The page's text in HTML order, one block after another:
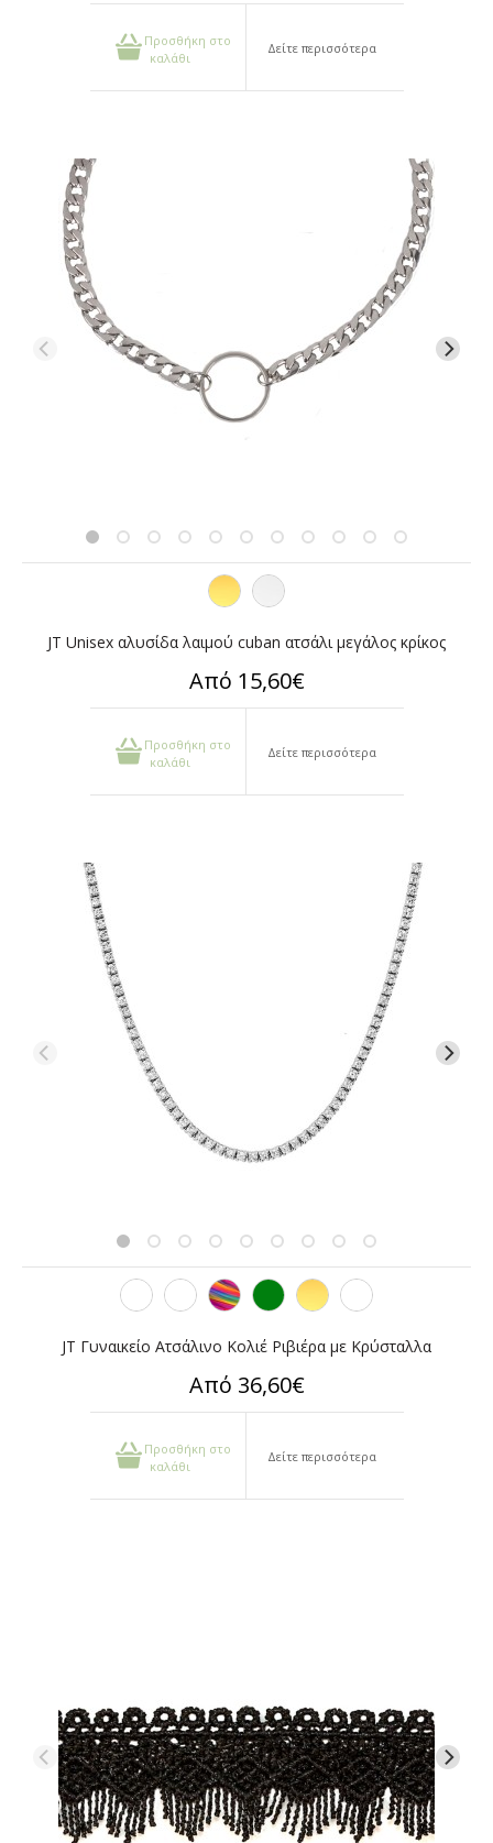
Προσθήκη στο
καλάθι
Δείτε περισσότερα
JT Unisex αλυσίδα λαιμού cuban ατσάλι μεγάλος κρίκος
Από 15,60€
Προσθήκη στο
καλάθι
Δείτε περισσότερα
JT Γυναικείο Ατσάλινο Κολιέ Ριβιέρα με Κρύσταλλα
Από 36,60€
Προσθήκη στο
καλάθι
Δείτε περισσότερα